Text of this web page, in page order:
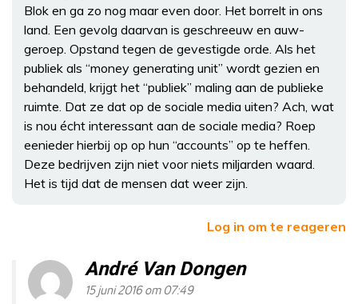
Blok en ga zo nog maar even door. Het borrelt in ons
land. Een gevolg daarvan is geschreeuw en auw-
geroep. Opstand tegen de gevestigde orde. Als het
publiek als “money generating unit” wordt gezien en
behandeld, krijgt het “publiek” maling aan de publieke
ruimte. Dat ze dat op de sociale media uiten? Ach, wat
is nou écht interessant aan de sociale media? Roep
eenieder hierbij op op hun “accounts” op te heffen.
Deze bedrijven zijn niet voor niets miljarden waard.
Het is tijd dat de mensen dat weer zijn.
Log in om te reageren
André Van Dongen
15 juni 2016 om 07:49